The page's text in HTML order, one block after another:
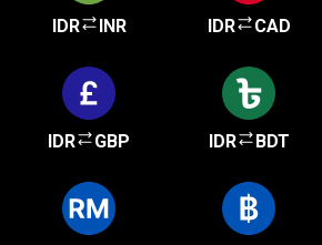
IDR INR IDR CAD
IDR GBP IDR BDT